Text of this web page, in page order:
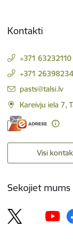
Kontakti
+371 63232110
+371 26398234
E-pasts:
pasts@talsi.lv
Kareivju iela 7,
Visi
Sekojiet mums